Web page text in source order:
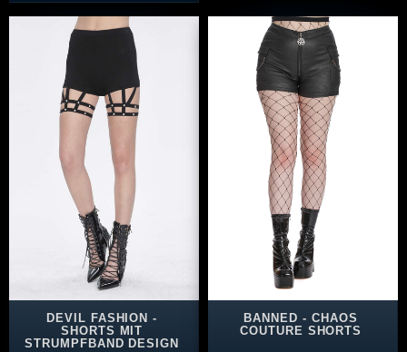
DEVIL FASHION -
SHORTS MIT
STRUMPFBAND DESIGN
BANNED - CHAOS
COUTURE SHORTS